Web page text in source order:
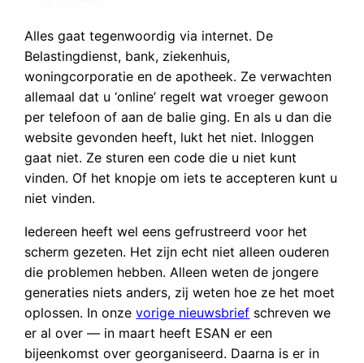
Alles gaat tegenwoordig via internet. De
Belastingdienst, bank, ziekenhuis,
woningcorporatie en de apotheek. Ze verwachten
allemaal dat u ‘online’ regelt wat vroeger gewoon
per telefoon of aan de balie ging. En als u dan die
website gevonden heeft, lukt het niet. Inloggen
gaat niet. Ze sturen een code die u niet kunt
vinden. Of het knopje om iets te accepteren kunt u
niet vinden.
Iedereen heeft wel eens gefrustreerd voor het
scherm gezeten. Het zijn echt niet alleen ouderen
die problemen hebben. Alleen weten de jongere
generaties niets anders, zij weten hoe ze het moet
oplossen. In onzevorige nieuwsbrief schreven we
er al over — in maart heeft ESAN er een
bijeenkomst over georganiseerd. Daarna is er in